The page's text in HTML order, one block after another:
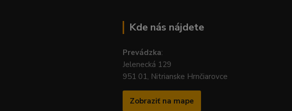
Kde nás nájdete
Prevádzka:
Jelenecká 129
951 01, Nitrianske Hrnčiarovce
Zobraziť na mape